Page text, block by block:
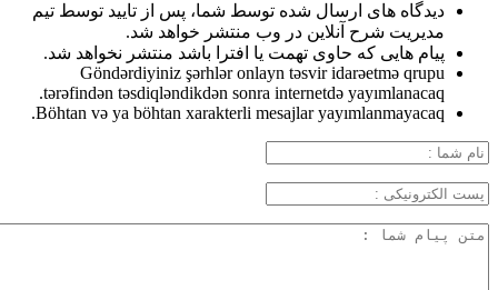
دیدگاه های ارسال شده توسط شما، پس از تایید توسط تیم
مدیریت شرح آنلاین در وب منتشر خواهد شد.
پیام هایی که حاوی تهمت یا افترا باشد منتشر نخواهد شد.
Göndərdiyiniz şərhlər onlayn təsvir idarəetmə qrupu
tərəfindən təsdiqləndikdən sonra internetdə yayımlanacaq.
Böhtan və ya böhtan xarakterli mesajlar yayımlanmayacaq.